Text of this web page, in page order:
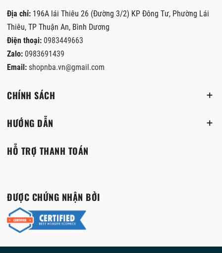
Địa chỉ: 196A lái Thiêu 26 (Đường 3/2) KP Đông Tư, Phường Lái
Thiêu, TP Thuận An, Bình Dương
Điện thoại: 0983449663
Zalo: 0983691439
Email: shopnba.vn@gmail.com
CHÍNH SÁCH
HƯỚNG DẪN
HỖ TRỢ THANH TOÁN
ĐƯỢC CHỨNG NHẬN BỞI